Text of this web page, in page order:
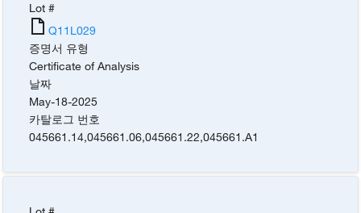
Lot #
Q11L029
증명서 유형
Certificate of Analysis
날짜
May-18-2025
카탈로그 번호
045661.14,045661.06,045661.22,045661.A1